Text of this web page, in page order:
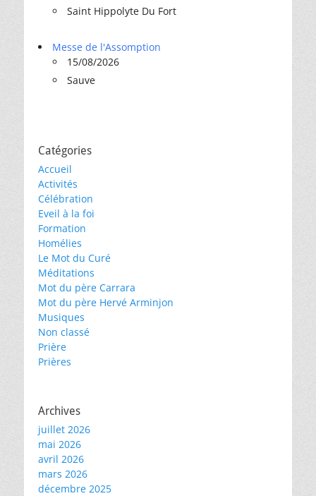
Saint Hippolyte Du Fort
Messe de l'Assomption
15/08/2026
Sauve
Catégories
Accueil
Activités
Célébration
Eveil à la foi
Formation
Homélies
Le Mot du Curé
Méditations
Mot du père Carrara
Mot du père Hervé Arminjon
Musiques
Non classé
Prière
Prières
Archives
juillet 2026
mai 2026
avril 2026
mars 2026
décembre 2025